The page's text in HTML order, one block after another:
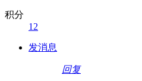
积分
12
发消息
回复